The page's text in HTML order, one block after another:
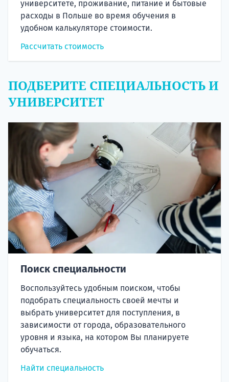
университете, проживание, питание и бытовые
расходы в Польше во время обучения в
удобном калькуляторе стоимости.
Рассчитать стоимость
ПОДБЕРИТЕ СПЕЦИАЛЬНОСТЬ И
УНИВЕРСИТЕТ
Поиск специальности
Воспользуйтесь удобным поиском, чтобы
подобрать специальность своей мечты и
выбрать университет для поступления, в
зависимости от города, образовательного
уровня и языка, на котором Вы планируете
обучаться.
Найти специальность